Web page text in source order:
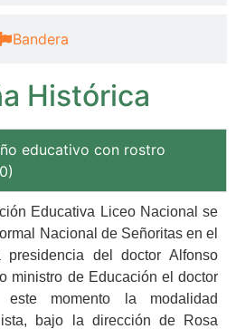
Bandera
Histórica
educativo con rostro
Educativa Liceo Nacional se
Nacional de Señoritas en el
del doctor Alfonso
ministro de Educación el doctor
momento la modalidad
bajo la dirección de Rosa